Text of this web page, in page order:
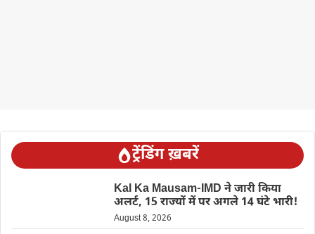
ट्रेंडिंग ख़बरें
Kal Ka Mausam-IMD ने जारी किया
अलर्ट, 15 राज्यों में पर अगले 14 घंटे भारी!
August 8, 2026